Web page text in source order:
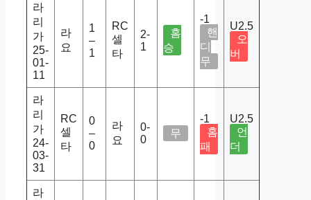
라
리
가
25-
01-
11
라
요
1
–
1
RC
셀
타
2-
1
홈
승
-1
핸
디
무
U2.5
오
버
라
리
가
24-
03-
31
RC
셀
타
0
–
0
라
요
0-
0
무
-1
홈
패
U2.5
언
더
라